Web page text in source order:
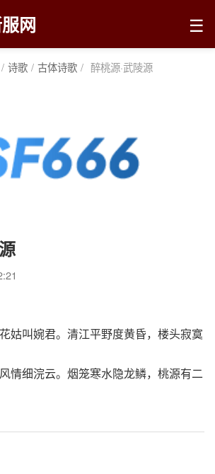
网 ☰
/ 诗歌 / 古体诗歌 / 醉桃源·武陵源
姑叫婉君。清江平野度黄昏，楼头寂寞
情细浣云。烟笼寒水隐龙鳞，桃源有二